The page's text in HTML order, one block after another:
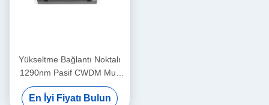
Yükseltme Bağlantı Noktalı
1290nm Pasif CWDM Mux
Demux Modülü
En İyi Fiyatı Bulun